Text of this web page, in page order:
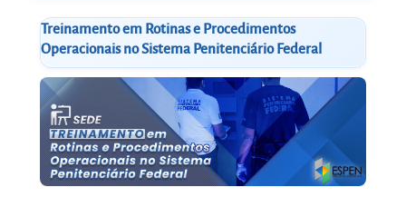
Treinamento em Rotinas e Procedimentos
Operacionais no Sistema Penitenciário Federal